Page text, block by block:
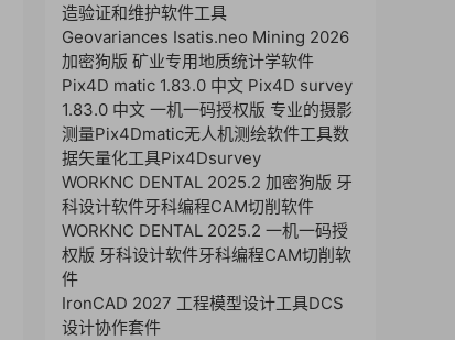
造验证和维护软件工具
Geovariances Isatis.neo Mining 2026
加密狗版 矿业专用地质统计学软件
Pix4D matic 1.83.0 中文 Pix4D survey
1.83.0 中文 一机一码授权版 专业的摄影
测量Pix4Dmatic无人机测绘软件工具数
据矢量化工具Pix4Dsurvey
WORKNC DENTAL 2025.2 加密狗版 牙
科设计软件牙科编程CAM切削软件
WORKNC DENTAL 2025.2 一机一码授
权版 牙科设计软件牙科编程CAM切削软
件
IronCAD 2027 工程模型设计工具DCS
设计协作套件